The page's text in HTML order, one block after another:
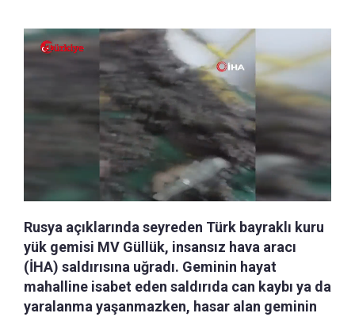
Rusya açıklarında seyreden Türk bayraklı kuru
yük gemisi MV Güllük, insansız hava aracı
(İHA) saldırısına uğradı. Geminin hayat
mahalline isabet eden saldırıda can kaybı ya da
yaralanma yaşanmazken, hasar alan geminin